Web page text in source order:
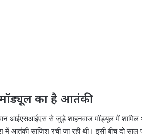
का है आतंकी
आईएसआईएस से जुड़े शाहनवाज मॉड्यूल में
में आतंकी साजिश रची जा रही थी। इसी बीच दो